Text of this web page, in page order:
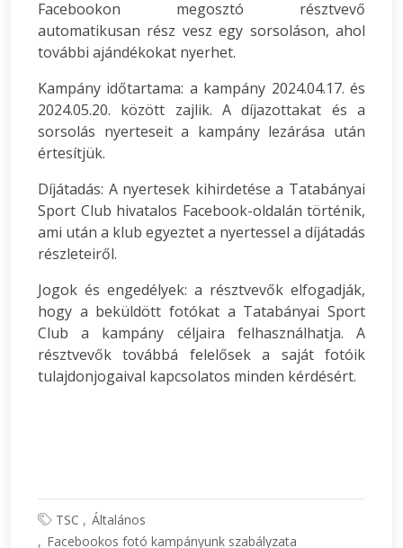
Facebookon megosztó résztvevő
automatikusan rész vesz egy sorsoláson, ahol
további ajándékokat nyerhet.
Kampány időtartama: a kampány 2024.04.17. és
2024.05.20. között zajlik. A díjazottakat és a
sorsolás nyerteseit a kampány lezárása után
értesítjük.
Díjátadás: A nyertesek kihirdetése a Tatabányai
Sport Club hivatalos Facebook-oldalán történik,
ami után a klub egyeztet a nyertessel a díjátadás
részleteiről.
Jogok és engedélyek: a résztvevők elfogadják,
hogy a beküldött fotókat a Tatabányai Sport
Club a kampány céljaira felhasználhatja. A
résztvevők továbbá felelősek a saját fotóik
tulajdonjogaival kapcsolatos minden kérdésért.
TSC
Általános
Facebookos fotó kampányunk szabályzata